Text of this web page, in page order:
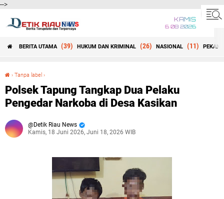
-->
KAMIS
6 08 2026
BERITA UTAMA (39) HUKUM DAN KRIMINAL (26) NASIONAL (11)
› Tanpa label ›
Polsek Tapung Tangkap Dua Pelaku
Pengedar Narkoba di Desa Kasikan
Detik Riau News
Kamis, 18 Juni 2026, Juni 18, 2026 WIB